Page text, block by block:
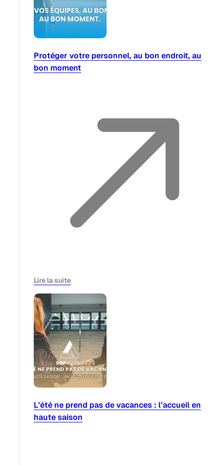
Protéger votre personnel, au bon endroit, au
bon moment
Lire la suite
L’été ne prend pas de vacances : l’accueil en
haute saison